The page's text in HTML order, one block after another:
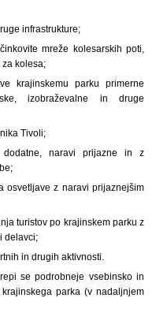
infrastrukture;
mreže kolesarskih poti,
kolesa;
krajinskemu parku primerne
izobraževalne in druge
Tivoli;
naravi prijazne in z
osvetljave z naravi prijaznejšim
turistov po krajinskem parku z
delavci;
in drugih aktivnosti.
se podrobneje vsebinsko in
parka (v nadaljnjem